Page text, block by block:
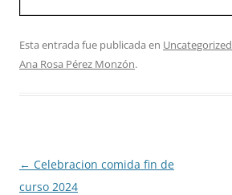
Esta entrada fue publicada en Uncategorized
Ana Rosa Pérez Monzón.
Navegación
de
← Celebracion comida fin de
curso 2024